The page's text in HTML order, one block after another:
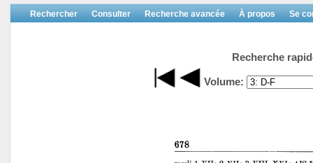
Rechercher Consulter Recherche avancée À propos Se
Recherche
Volume: